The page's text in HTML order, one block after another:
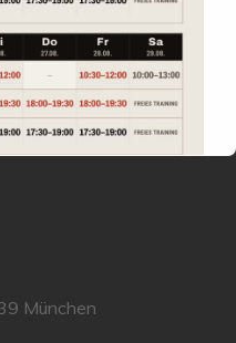
an, egal ob Anfänger,
Profis.
München